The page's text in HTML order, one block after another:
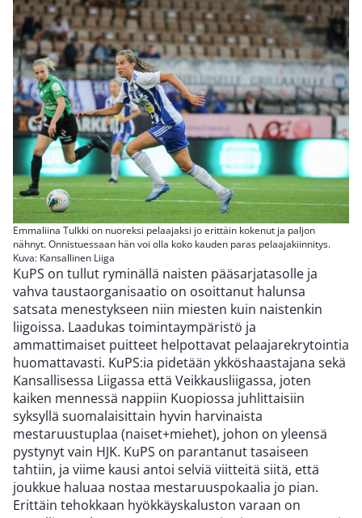
Emmaliina Tulkki on nuoreksi pelaajaksi jo erittäin kokenut ja paljon
nähnyt. Onnistuessaan hän voi olla koko kauden paras pelaajakiinnitys.
Kuva: Kansallinen Liiga
KuPS on tullut ryminällä naisten pääsarjatasolle ja
vahva taustaorganisaatio on osoittanut halunsa
satsata menestykseen niin miesten kuin naistenkin
liigoissa. Laadukas toimintaympäristö ja
ammattimaiset puitteet helpottavat pelaajarekrytointia
huomattavasti. KuPS:ia pidetään ykköshaastajana sekä
Kansallisessa Liigassa että Veikkausliigassa, joten
kaiken mennessä nappiin Kuopiossa juhlittaisiin
syksyllä suomalaisittain hyvin harvinaista
mestaruustuplaa (naiset+miehet), johon on yleensä
pystynyt vain HJK. KuPS on parantanut tasaiseen
tahtiin, ja viime kausi antoi selviä viitteitä siitä, että
joukkue haluaa nostaa mestaruuspokaalia jo pian.
Erittäin tehokkaan hyökkäyskaluston varaan on